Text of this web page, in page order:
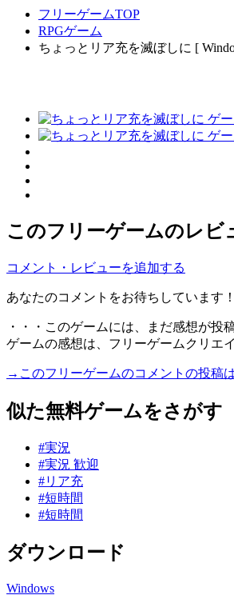
フリーゲームTOP
RPGゲーム
ちょっとリア充を滅ぼしに [
このフリーゲームのレビ
コメント・レビューを追加する
あなたのコメントをお待ちしています！
・・・このゲームには、まだ感想が投
ゲームの感想は、フリーゲームクリエ
→このフリーゲームのコメントの投稿
似た無料ゲームをさがす
#実況
#実況 歓迎
#リア充
#短時間
#短時間
ダウンロード
Windows